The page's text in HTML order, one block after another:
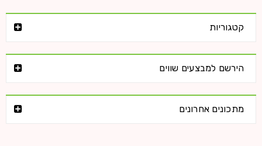
קרא עוד
קטגוריות
הירשם למבצעים שווים
מתכונים אחרונים